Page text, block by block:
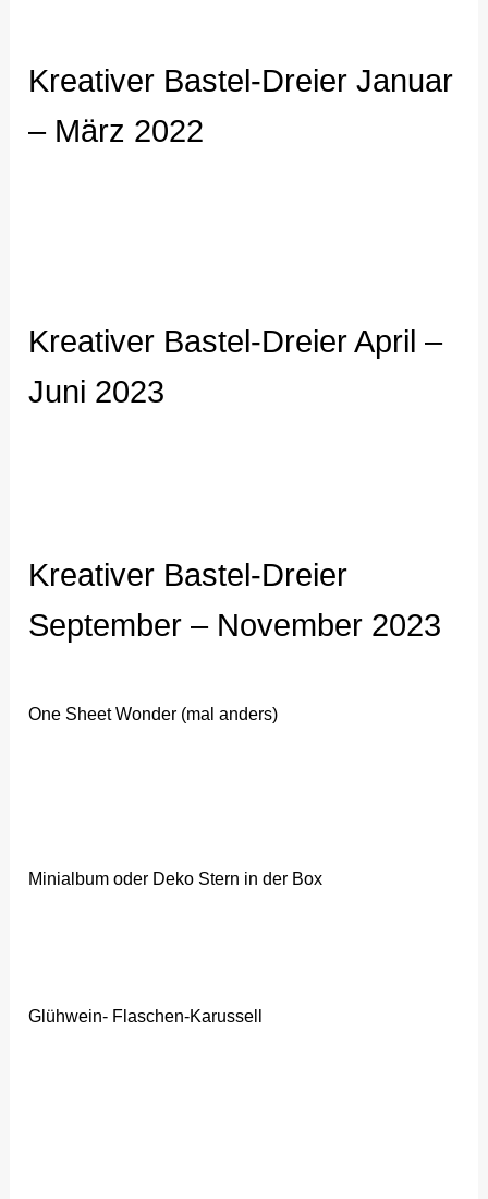
Kreativer Bastel-Dreier Januar
– März 2022
Kreativer Bastel-Dreier April –
Juni 2023
Kreativer Bastel-Dreier
September – November 2023
One Sheet Wonder (mal anders)
Minialbum oder Deko Stern in der Box
Glühwein- Flaschen-Karussell